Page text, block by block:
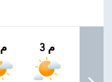
2 م 3 م